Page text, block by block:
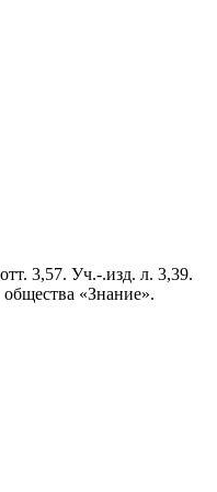
3,57. Уч.-.изд. л. 3,39.
«Знание».